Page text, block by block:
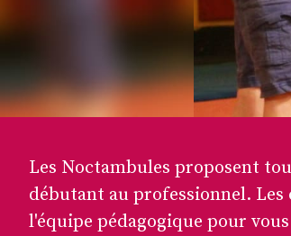
Les Noctambules proposent
débutant au professionnel.
l'équipe pédagogique pour